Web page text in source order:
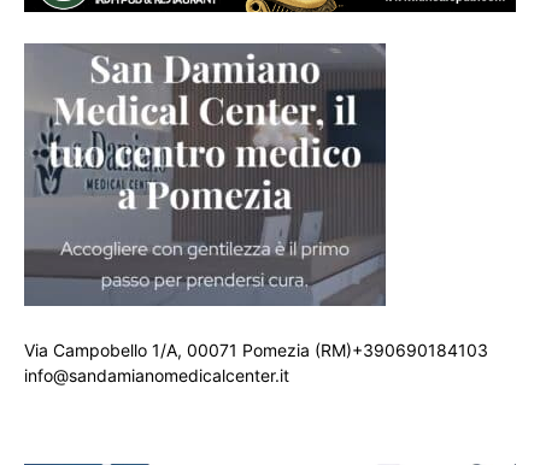
Via Campobello 1/A, 00071 Pomezia (RM)+390690184103
info@sandamianomedicalcenter.it